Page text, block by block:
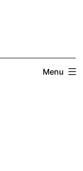
Menu